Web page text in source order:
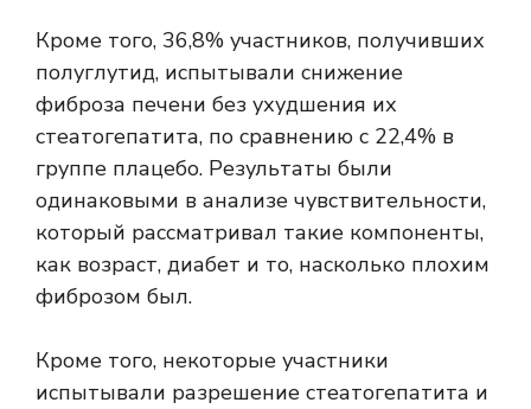
Кроме того, 36,8% участников, получивших
полуглутид, испытывали снижение
фиброза печени без ухудшения их
стеатогепатита, по сравнению с 22,4% в
группе плацебо. Результаты были
одинаковыми в анализе чувствительности,
который рассматривал такие компоненты,
как возраст, диабет и то, насколько плохим
фиброзом был.
Кроме того, некоторые участники
испытывали разрешение стеатогепатита и